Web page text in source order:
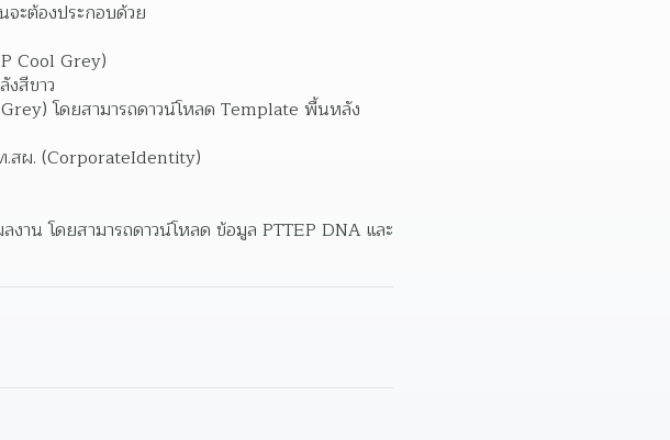
จะต้องประกอบด้วย
Cool Grey)
สีขาว
โดยสามารถดาวน์โหลด Template พื้นหลัง
.สผ. (CorporateIdentity)
น โดยสามารถดาวน์โหลด ข้อมูล PTTEP DNA และ